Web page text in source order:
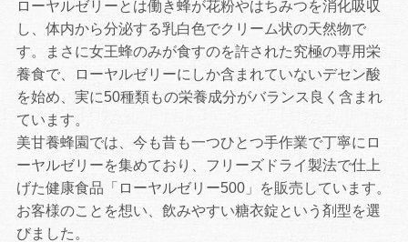
ローヤルゼリーとは働き蜂が花粉やはちみつを消化吸収
し、体内から分泌する乳白色でクリーム状の天然物で
す。まさに女王蜂のみが食すのを許された究極の専用栄
養食で、ローヤルゼリーにしか含まれていないデセン酸
を始め、実に50種類もの栄養成分がバランス良く含まれ
ています。
美甘養蜂園では、今も昔も一つひとつ手作業で丁寧にロ
ーヤルゼリーを集めており、フリーズドライ製法で仕上
げた健康食品「ローヤルゼリー500」を販売しています。
お客様のことを想い、飲みやすい糖衣錠という剤型を選
びました。